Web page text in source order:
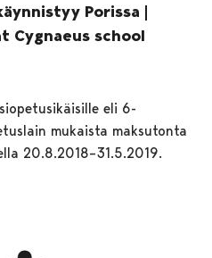
Porissa |
Cygnaeus school
eli 6-
mukaista maksutonta
20.8.2018–31.5.2019.